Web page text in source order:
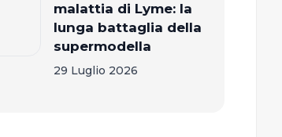
malattia di Lyme: la
lunga battaglia della
supermodella
29 Luglio 2026